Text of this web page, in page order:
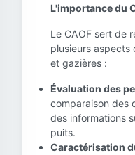
L'importance du
Le CAOF sert de
plusieurs aspects
et gazières :
Évaluation des
comparaison des
des informations
puits.
Caractérisation